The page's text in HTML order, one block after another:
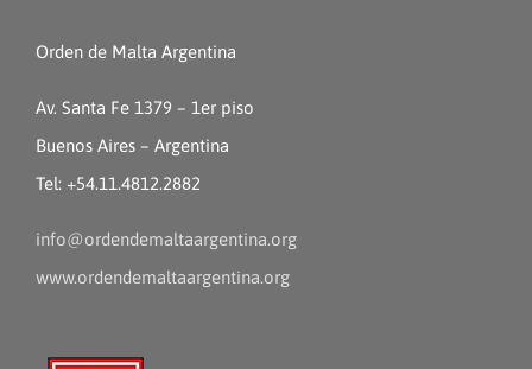
Orden de Malta Argentina
Av. Santa Fe 1379 – 1er piso
Buenos Aires – Argentina
Tel: +54.11.4812.2882
info@ordendemaltaargentina.org
www.ordendemaltaargentina.org